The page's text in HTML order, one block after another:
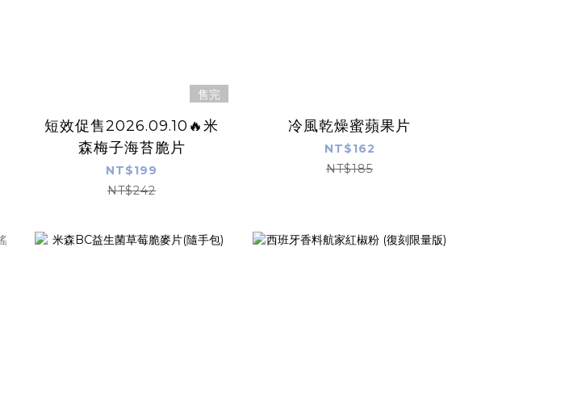
售完
短效促售2026.09.10🔥米
森梅子海苔脆片
NT$199
NT$242
冷風乾燥蜜蘋果片
NT$162
NT$185